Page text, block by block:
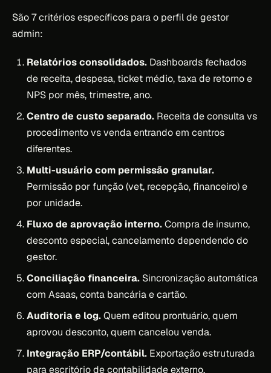
São 7 critérios específicos para o perfil de gestor
admin:
Relatórios consolidados. Dashboards fechados
de receita, despesa, ticket médio, taxa de retorno e
NPS por mês, trimestre, ano.
Centro de custo separado. Receita de consulta vs
procedimento vs venda entrando em centros
diferentes.
Multi-usuário com permissão granular.
Permissão por função (vet, recepção, financeiro) e
por unidade.
Fluxo de aprovação interno.Compra de insumo,
desconto especial, cancelamento dependendo do
gestor.
Conciliação financeira. Sincronização automática
com Asaas, conta bancária e cartão.
Auditoria e log.Quem editou prontuário, quem
aprovou desconto, quem cancelou venda.
Integração ERP/contábil. Exportação estruturada
para escritório de contabilidade externo.